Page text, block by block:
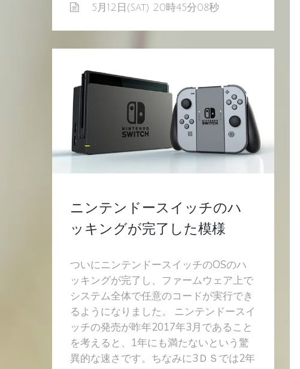
5月12日(Sat) 20時45分08秒
ニンテンドースイッチのハ
ッキングが完了した模様
ついにニンテンドースイッチのOSのハ
ッキングが完了し、ファームウェア上で
システム全体で任意のコードが実行でき
るようになりました。 ニンテンドースイ
ッチの発売が昨年2017年3月であること
を考えると、1年にも満たないという驚
異的な速さです。ちなみに3ＤＳでは2年